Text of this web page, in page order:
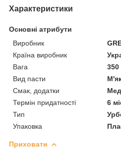
Характеристики
Основні атрибути
Виробник
Країна виробник
Вага
350
Вид пасти
Смак, додатки
Мед
Термін придатності
6
Тип
Упаковка
Приховати